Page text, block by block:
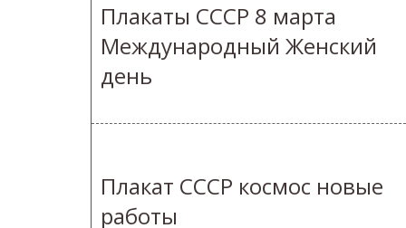
Плакаты СССР 8 марта
Международный Женский
день
Плакат СССР космос новые
работы